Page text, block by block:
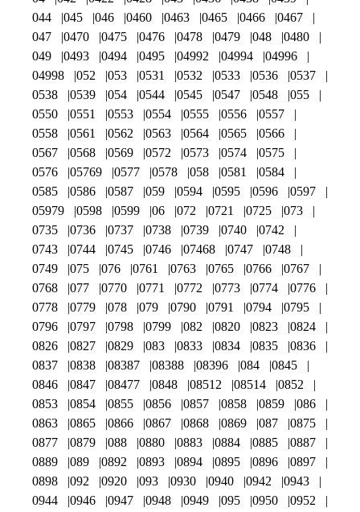
044
045 046 0460 0463 0465 0466
0467
047
0470 0475 0476 0478 0479 048
0480
049
0493 0494 0495 04992 04994
04996
04998
052 053 0531 0532 0533 0536
0537
0538
0539 054 0544 0545 0547 0548
055
0550
0551 0553 0554 0555 0556
0557
0558
0561 0562 0563 0564 0565
0566
0567
0568 0569 0572 0573 0574
0575
0576
05769 0577 0578 058 0581
0584
0585
0586 0587 059 0594 0595 0596
0597
05979
0598 0599 06 072 0721 0725
073
0735
0736 0737 0738 0739 0740
0742
0743
0744 0745 0746 07468 0747
0748
0749
075 076 0761 0763 0765 0766
0767
0768
077 0770 0771 0772 0773 0774
0776
0778
0779 078 079 0790 0791 0794
0795
0796
0797 0798 0799 082 0820 0823
0824
0826
0827 0829 083 0833 0834 0835
0836
0837
0838 08387 08388 08396 084
0845
0846
0847 08477 0848 08512 08514
0852
0853
0854 0855 0856 0857 0858 0859
086
0863
0865 0866 0867 0868 0869 087
0875
0877
0879 088 0880 0883 0884 0885
0887
0889
089 0892 0893 0894 0895 0896
0897
0898
092 0920 093 0930 0940 0942
0943
0944
0946 0947 0948 0949 095 0950
0952